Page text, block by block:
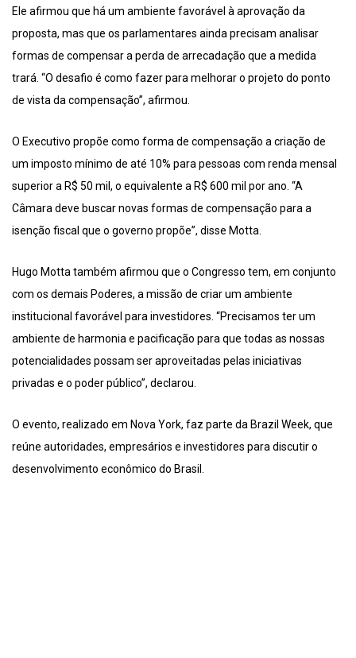
Ele afirmou que há um ambiente favorável à aprovação da
proposta, mas que os parlamentares ainda precisam analisar
formas de compensar a perda de arrecadação que a medida
trará. “O desafio é como fazer para melhorar o projeto do ponto
de vista da compensação”, afirmou.
O Executivo propõe como forma de compensação a criação de
um imposto mínimo de até 10% para pessoas com renda mensal
superior a R$ 50 mil, o equivalente a R$ 600 mil por ano. “A
Câmara deve buscar novas formas de compensação para a
isenção fiscal que o governo propõe”, disse Motta.
Hugo Motta também afirmou que o Congresso tem, em conjunto
com os demais Poderes, a missão de criar um ambiente
institucional favorável para investidores. “Precisamos ter um
ambiente de harmonia e pacificação para que todas as nossas
potencialidades possam ser aproveitadas pelas iniciativas
privadas e o poder público”, declarou.
O evento, realizado em Nova York, faz parte da Brazil Week, que
reúne autoridades, empresários e investidores para discutir o
desenvolvimento econômico do Brasil.